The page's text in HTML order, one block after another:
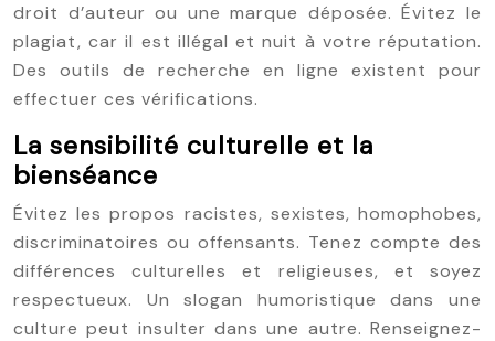
droit d’auteur ou une marque déposée. Évitez le
plagiat, car il est illégal et nuit à votre réputation.
Des outils de recherche en ligne existent pour
effectuer ces vérifications.
La sensibilité culturelle et la
bienséance
Évitez les propos racistes, sexistes, homophobes,
discriminatoires ou offensants. Tenez compte des
différences culturelles et religieuses, et soyez
respectueux. Un slogan humoristique dans une
culture peut insulter dans une autre. Renseignez-